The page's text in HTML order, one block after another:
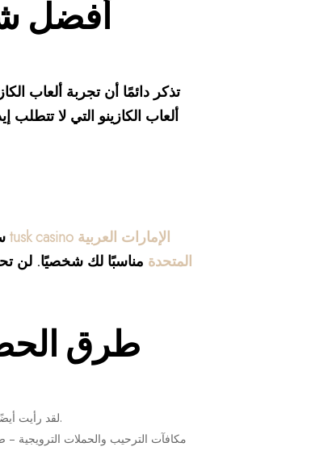
أفضل
تذكر دائمًا أن تجربة ألعاب
ألعاب الكازينو التي لا تتطلب
المتحدة مناسبًا لك شخصيًا. لن
لقد رأيت أيضًا عروضًا تتضمن مكافأة لعب بقيمة 100 ضعف لموانئك ذات التقلبات المنخفضة – حيث ينتقل رأس المال إلى جولة الحوافز الأولى.
مكافآت الترحيب والحملات الترويجية